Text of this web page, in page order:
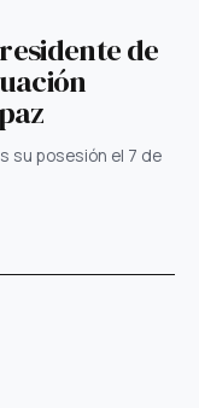
de
su posesión el 7 de